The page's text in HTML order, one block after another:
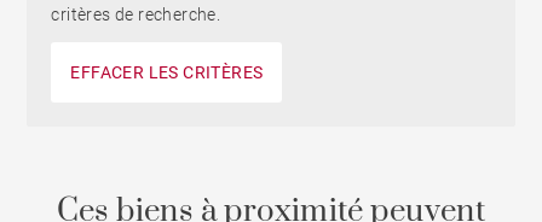
critères de recherche.
EFFACER LES CRITÈRES
Ces biens à proximité peuvent